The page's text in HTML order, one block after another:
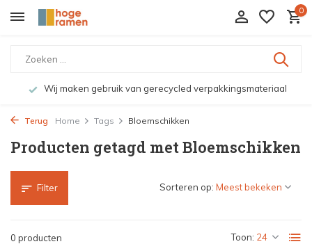
0
Wij maken gebruik van gerecycled verpakkingsmateriaal
Terug Home Tags Bloemschikken
Producten getagd met Bloemschikken
Filter
0 producten Toon:
Sorteren op: